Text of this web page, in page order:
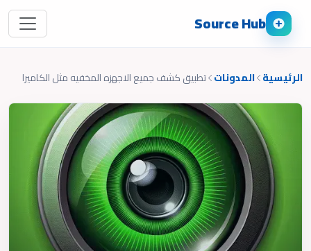
Source Hub
الرئيسية المدونات تطبيق كشف جميع الاجهزه المخفيه مثل الكاميرا